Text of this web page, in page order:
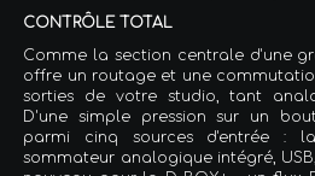
CONTRÔLE TOTAL
Comme la section centrale d'une
offre un routage et une
sorties de votre studio, tant
D'une simple pression sur un
parmi cinq sources d'entrée :
sommateur analogique intégré,